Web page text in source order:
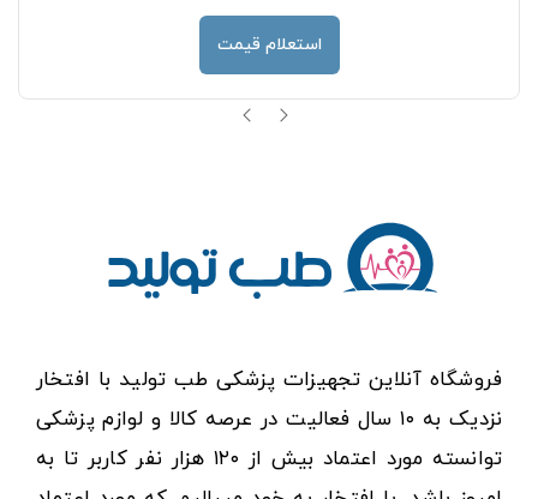
استعلام قیمت
فروشگاه آنلاین تجهیزات پزشکی طب تولید با افتخار
نزدیک به ۱۰ سال فعالیت در عرصه کالا و لوازم پزشکی
توانسته مورد اعتماد بیش از ۱۲۰ هزار نفر کاربر تا به